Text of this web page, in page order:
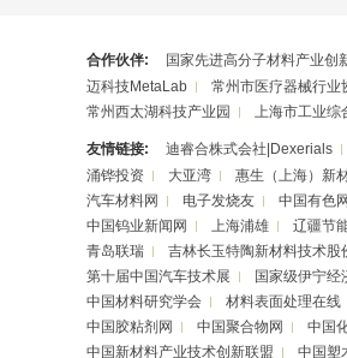
合作伙伴: 国家先进高分子材料产业创
迈科技MetaLab
常州市医疗器械行业
常州西太湖科技产业园
上海市工业综
友情链接: 迪睿合株式会社|Dexerials
涌铧投资
大亚湾 惠生（上海）新
汽车材料网
电子发烧友 中国有色网
中国钨业新闻网
上海浦雄 辽疆节
青岛联瑞
吉林长玉特陶新材料技术股
第十届中国汽车技术展
国家级伊宁经
中国材料研究学会
材料表面处理在线
中国胶粘剂网
中国聚合物网 中国
中国新材料产业技术创新联盟
中国塑